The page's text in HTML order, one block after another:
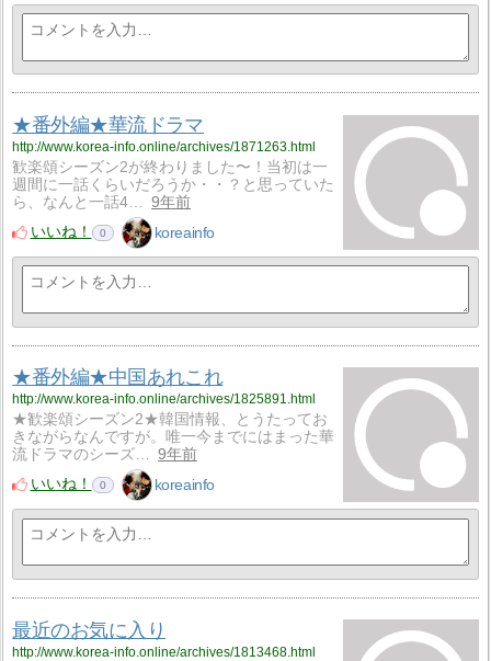
★番外編★華流ドラマ
http://www.korea-info.online/archives/1871263.html
歓楽頌シーズン2が終わりました〜！当初は一
週間に一話くらいだろうか・・？と思っていた
ら、なんと一話4…
9年前
いいね！
0 koreainfo
★番外編★中国あれこれ
http://www.korea-info.online/archives/1825891.html
★歓楽頌シーズン2★韓国情報、とうたってお
きながらなんですが。唯一今までにはまった華
流ドラマのシーズ…
9年前
いいね！
0 koreainfo
最近のお気に入り
http://www.korea-info.online/archives/1813468.html